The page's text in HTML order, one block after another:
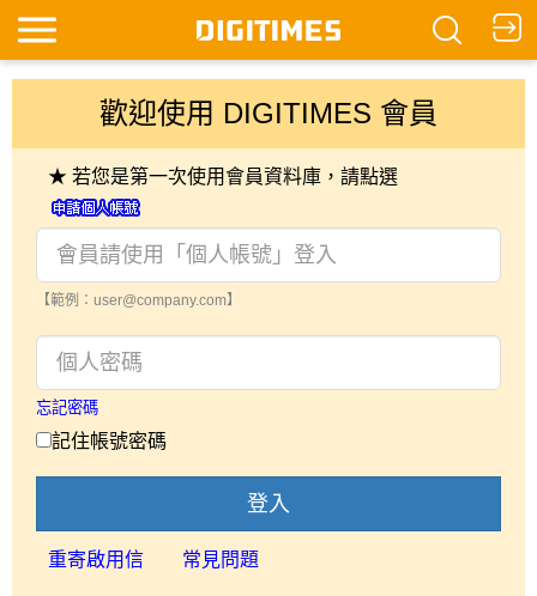
歡迎使用 DIGITIMES 會員
★ 若您是第一次使用會員資料庫，請點選
【範例：user@company.com】
忘記密碼
記住帳號密碼
登入
重寄啟用信 常見問題